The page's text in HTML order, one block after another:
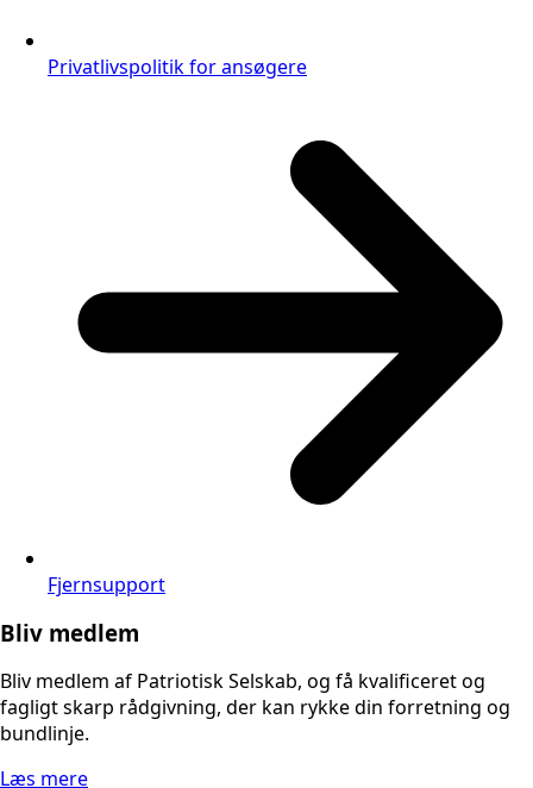
Privatlivspolitik for ansøgere
Fjernsupport
Bliv medlem
Bliv medlem af Patriotisk Selskab, og få kvalificeret og
fagligt skarp rådgivning, der kan rykke din forretning og
bundlinje.
Læs mere